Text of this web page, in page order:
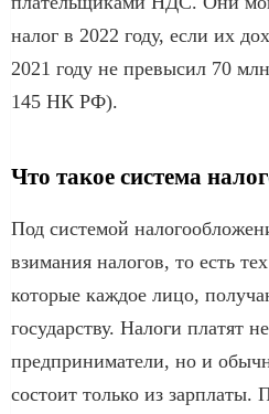
налог в 2022 году, если их
2021 году не превысил 70
145 НК РФ).
Что такое система
Под системой
взимания налогов, то есть
которые каждое лицо,
государству. Налоги платят
предприниматели, но и
состоит только из зарплаты.